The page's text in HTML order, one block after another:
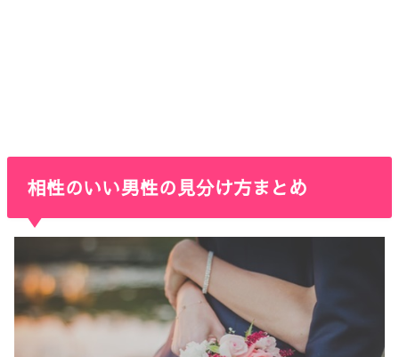
相性のいい男性の見分け方まとめ